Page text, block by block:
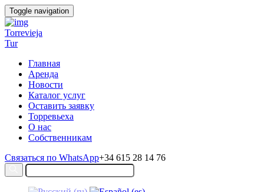
Toggle navigation
Torrevieja
Tur
Главная
Аренда
Новости
Каталог услуг
Оставить заявку
Торревьеха
О нас
Собственникам
Связаться по WhatsApp+34 615 28 14 76